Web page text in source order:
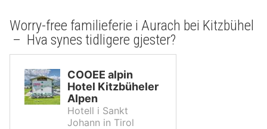
Worry-free familieferie i Aurach bei Kitzbühel
– Hva synes tidligere gjester?
COOEE alpin
Hotel Kitzbüheler
Alpen
Hotell i Sankt
Johann in Tirol